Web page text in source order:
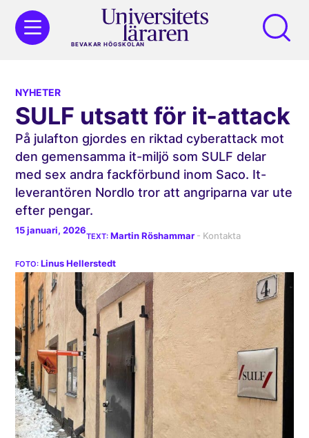
BEVAKAR HÖGSKOLAN
NYHETER
SULF utsatt för it-attack
På julafton gjordes en riktad cyberattack mot
den gemensamma it-miljö som SULF delar
med sex andra fackförbund inom Saco. It-
leverantören Nordlo tror att angriparna var ute
efter pengar.
15 januari, 2026
Martin Röshammar
Linus Hellerstedt